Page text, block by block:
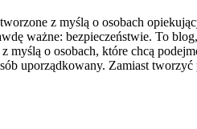
z myślą o osobach
ważne: bezpieczeństwie. To
myślą o osobach, które chcą
uporządkowany. Zamiast